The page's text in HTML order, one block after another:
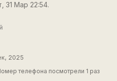
31 Мар 22:54.
2025
телефона посмотрели 1 раз